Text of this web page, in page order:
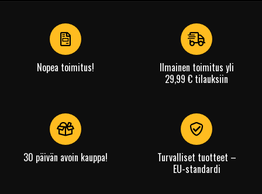
Nopea toimitus!
Ilmainen toimitus yli
29,99 € tilauksiin
30 päivän avoin kauppa!
Turvalliset tuotteet –
EU-standardi